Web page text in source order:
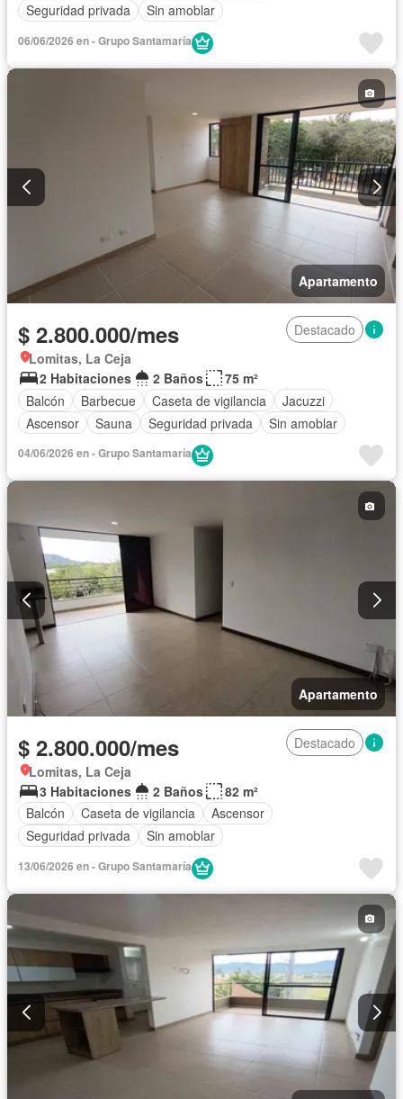
Seguridad privada
Sin amoblar
06/06/2026 en - Grupo Santamaría
Apartamento
$ 2.800.000/mes
Destacado
Lomitas, La Ceja
2 Habitaciones
2 Baños
75 m²
Balcón
Barbecue Caseta de vigilancia
Jacuzzi
Ascensor
Sauna Seguridad privada Sin amoblar
04/06/2026 en - Grupo Santamaría
Apartamento
$ 2.800.000/mes
Destacado
Lomitas, La Ceja
3 Habitaciones
2 Baños
82 m²
Balcón
Caseta de vigilancia
Ascensor
Seguridad privada
Sin amoblar
13/06/2026 en - Grupo Santamaría